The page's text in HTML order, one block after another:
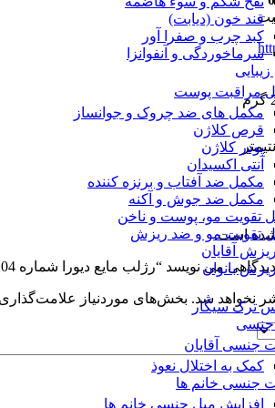
قند خون (دیابت)
کبد چرب و صفرا آور
سرماخوردگی و آنفوانزا
مراقبت پوست
مکمل های ضد چروک و جوانساز
قرص کلاژن
پودر کلاژن
آنتی اکسیدان
مکمل ضد آفتاب و برنزه کننده
مکمل ضد جوش و آکنه
تقویت مو، پوست و ناخن
تقویت مو و ضد ریزش
آقایان
بانوان
ترک سیگار
جنسی
جنسی آقایان
کمک به اختلال نعوذ
جنسی خانم ها
افزایش میل جنسی خانم ها
است.
می نویسد “رژلب مایع دیورا شماره 204”
نخواهد شد. بخش‌های موردنیاز